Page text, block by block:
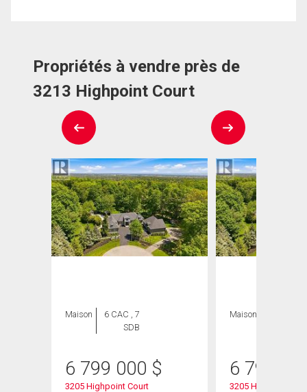
Propriétés à vendre près de
3213 Highpoint Court
Maison
6 CAC , 7
SDB
6 799 000 $
3205 Highpoint Court
Maison
6 799
3205 Highpoint